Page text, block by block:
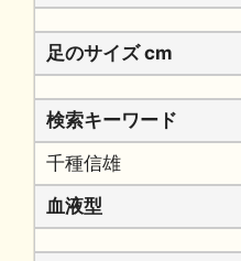
足のサイズ cm
検索キーワード
千種信雄
血液型